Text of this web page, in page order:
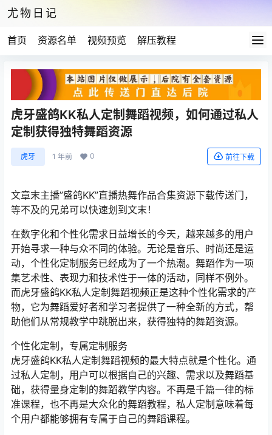
尤物日记
首页 资源名单 视频预览 解压教程
虎牙盛鸽KK私人定制舞蹈视频，如何通过私人
定制获得独特舞蹈资源
虎牙 1 年前 0 前往下载
文章末主播”盛鸽KK”直播热舞作品合集资源下载传送门，
等不及的兄弟可以快速划到文末！
在数字化和个性化需求日益增长的今天，越来越多的用户
开始寻求一种与众不同的体验。无论是音乐、时尚还是运
动，个性化定制服务已经成为了一个热潮。舞蹈作为一项
集艺术性、表现力和技术性于一体的活动，同样不例外。
而虎牙盛鸽KK私人定制舞蹈视频正是这种个性化需求的产
物，它为舞蹈爱好者和学习者提供了一种全新的方式，帮
助他们从常规教学中跳脱出来，获得独特的舞蹈资源。
个性化定制，专属定制服务
虎牙盛鸽KK私人定制舞蹈视频的最大特点就是个性化。通
过私人定制，用户可以根据自己的兴趣、需求以及舞蹈基
础，获得量身定制的舞蹈教学内容。不再是千篇一律的标
准课程，也不再是大众化的舞蹈教程，私人定制意味着每
个用户都能够拥有专属于自己的舞蹈课程。